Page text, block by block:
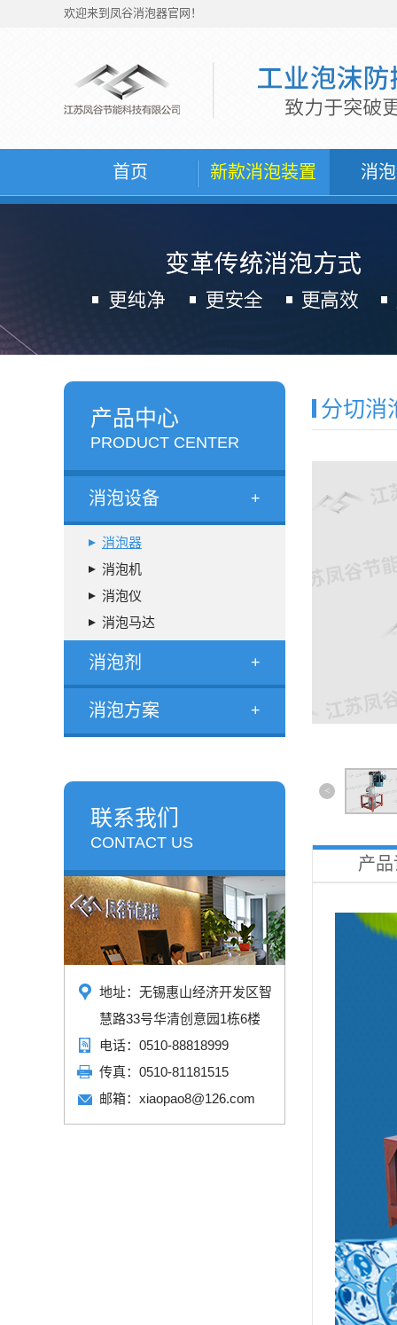
欢迎来到凤谷消泡器官网！
首页 新款消泡装置 消
产品中心
PRODUCT CENTER
消泡设备 +
消泡器
消泡机
消泡仪
消泡马达
消泡剂 +
消泡方案 +
联系我们
CONTACT US
地址：无锡惠山经济开发区智
慧路33号华清创意园1栋6楼
电话：0510-88818999
传真：0510-81181515
邮箱：xiaopao8@126.com
分切消
<
产